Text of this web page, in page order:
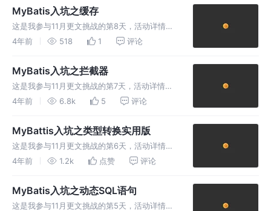
Navigation Language 的缩写，对象
MyBatis入坑之缓存
这是我参与11月更文挑战的第8天，活动详情查
看：2021最后一次更文挑战 MyBatis缓存介绍
了一级缓存和二级缓存的支持 一级缓存基于
Perpet
4年前 518 1 评论
MyBatis入坑之拦截器
这是我参与11月更文挑战的第7天，活动详情查
看：2021最后一次更文挑战 1. 拦截器注解 1.1
org.apache.ibatis.plugin.Intercept
4年前 6.8k 5 评论
MyBattis入坑之类型转换实用版
这是我参与11月更文挑战的第6天，活动详情查
看：2021最后一次更文挑战 MyBatis实现自定
TypeHandler（类型转换）, 随便打开一个Typ
4年前 1.2k 点赞 评论
MyBatis入坑之动态SQL语句
这是我参与11月更文挑战的第5天，活动详情查